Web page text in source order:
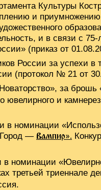
Культуры
и приумножению
и в связи с
(приказ от
России за успехи в
(протокол № 21 от
за
ювелирного и
в номинации
— Вампир».
номинации
третьей триеннале